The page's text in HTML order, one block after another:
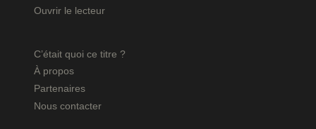
Ouvrir le lecteur
C’était quoi ce titre ?
À propos
Partenaires
Nous contacter